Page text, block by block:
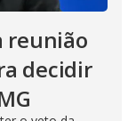
reunião
decidir